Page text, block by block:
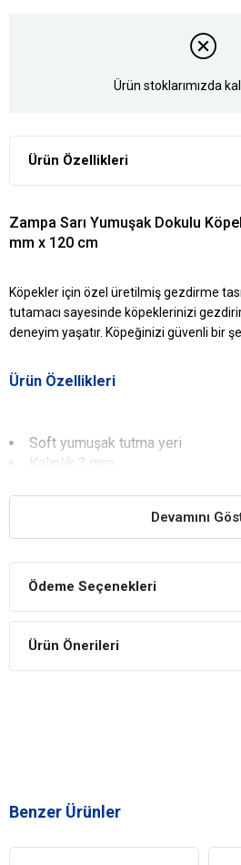
Ürün stoklarımızda
Ürün Özellikleri
Zampa Sarı Yumuşak Dokulu
mm x 120 cm
Köpekler için özel üretilmiş gezdirme
tutamacı sayesinde köpeklerinizi
deneyim yaşatır. Köpeğinizi güvenli bir
Ürün Özellikleri
Soft yumuşak tutma yeri
Kalınlık 3 mm
Devamını
Ödeme Seçenekleri
Ürün Önerileri
Benzer Ürünler